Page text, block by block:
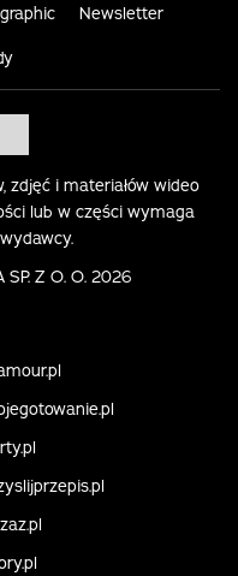
Newsletter
zdjęć i materiałów wideo
lub w części wymaga
SP. Z O. O. 2026